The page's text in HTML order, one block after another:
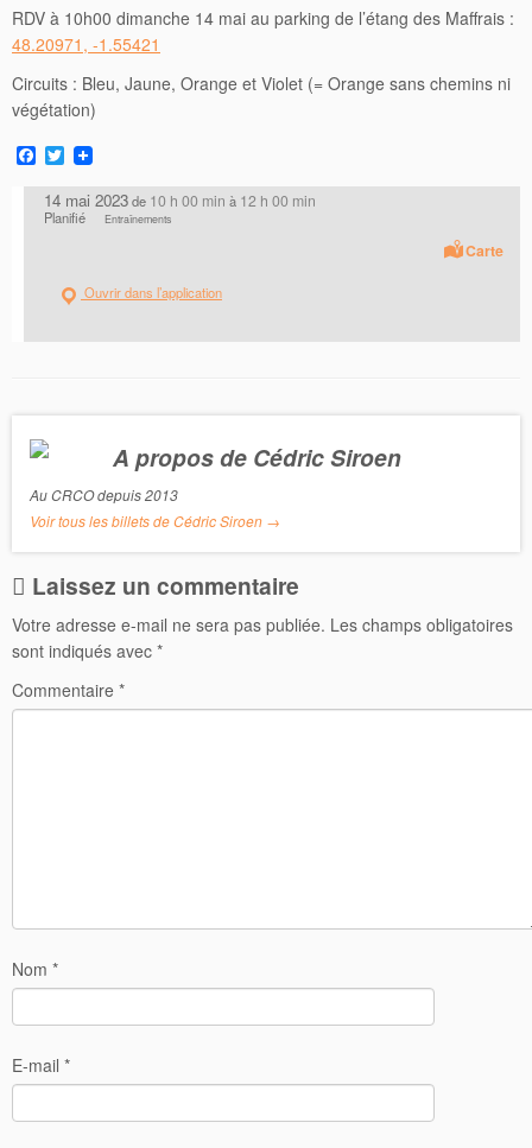
RDV à 10h00 dimanche 14 mai au parking de l’étang des Maffrais :
48.20971, -1.55421
Circuits : Bleu, Jaune, Orange et Violet (= Orange sans chemins ni
végétation)
F
a
e
b
T
w
i
t
t
14 mai 2023 de 10 h 00 min à 12 h 00 min
Planifié Entraînements
Carte
Ouvrir dans l’application
A propos de Cédric Siroen
Au CRCO depuis 2013
Voir tous les billets de Cédric Siroen →
Laissez un commentaire
Votre adresse e-mail ne sera pas publiée. Les champs obligatoires
sont indiqués avec *
Commentaire *
Nom *
E-mail *